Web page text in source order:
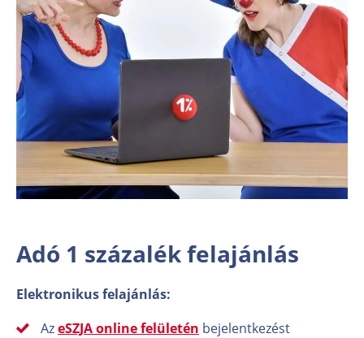
Adó 1 százalék felajánlás
Elektronikus felajánlás:
AzeSZJA online felületén bejelentkezést